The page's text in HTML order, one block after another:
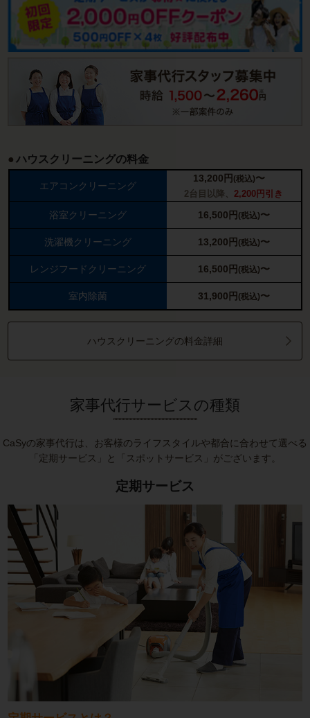
ハウスクリーニングの料金
エアコンクリーニング
13,200 円 (税込)〜
2台目以降、 2,200円引き
浴室クリーニング 16,500 円 (税込)〜
洗濯機クリーニング 13,200 円 (税込)〜
レンジフードクリーニング 16,500 円 (税込)〜
室内除菌 31,900 円 (税込)〜
ハウスクリーニングの料金詳細
家事代行サービスの種類
CaSyの家事代行は、お客様のライフスタイルや都合に合わせて選べる
「定期サービス」と「スポットサービス」がございます。
定期サービス